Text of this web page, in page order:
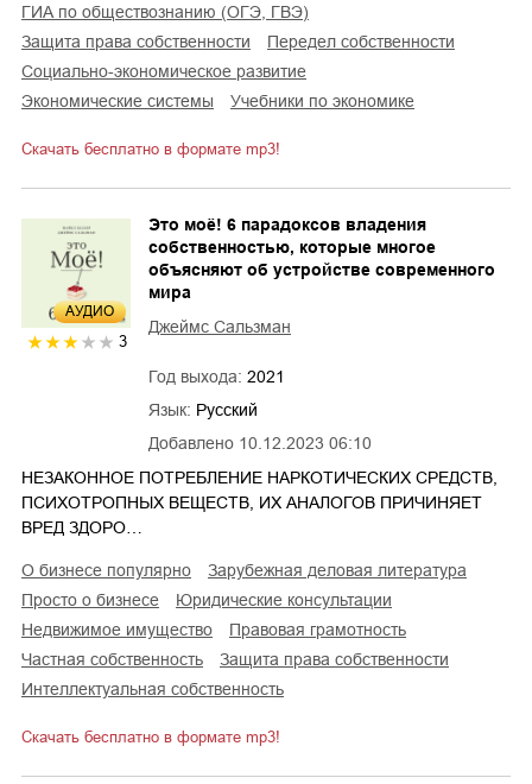
ГИА по обществознанию (ОГЭ, ГВЭ)
защита права собственности
передел собственности
социально-экономическое развитие
экономические системы
учебники по экономике
Скачать бесплатно в формате mp3!
AУДИО
3
Добавлено 10.12.2023 06:10
Это моё! 6 парадоксов владения
собственностью, которые многое
объясняют об устройстве современного
мира
Джеймс Сальзман
Год выхода: 2021
Язык: Русский
НЕЗАКОННОЕ ПОТРЕБЛЕНИЕ НАРКОТИЧЕСКИХ СРЕДСТВ,
ПСИХОТРОПНЫХ ВЕЩЕСТВ, ИХ АНАЛОГОВ ПРИЧИНЯЕТ
ВРЕД ЗДОРО…
о бизнесе популярно
зарубежная деловая литература
просто о бизнесе
юридические консультации
недвижимое имущество
правовая грамотность
частная собственность
защита права собственности
интеллектуальная собственность
Скачать бесплатно в формате mp3!